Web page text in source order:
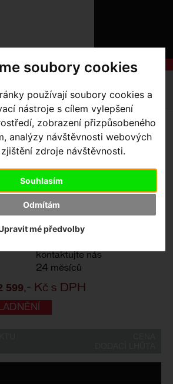
soubory cookies
používají soubory cookies a
nástroje s cílem vylepšení
zobrazení přizpůsobeného
analýzy návštěvnosti webových
zdroje návštěvnosti.
Souhlasím
Odmítám
mé předvolby
O
NÁKUPU
SLUŽBY
Faze LS Jersey
RBX COMP
-
Faze Medium
Specialized
kontaktujte nás
24 měsíců
599,- Kč s DPH